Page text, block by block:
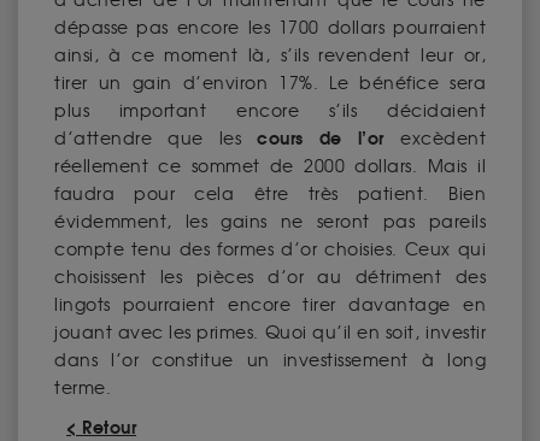
dépasse pas encore les 1700 dollars pourraient
ainsi, à ce moment là, s’ils revendent leur or,
tirer un gain d’environ 17%. Le bénéfice sera
plus important encore s’ils décidaient
d’attendre que lescours de l’orexcèdent
réellement ce sommet de 2000 dollars. Mais il
faudra pour cela être très patient. Bien
évidemment, les gains ne seront pas pareils
compte tenu des formes d’or choisies. Ceux qui
choisissent les pièces d’or au détriment des
lingots pourraient encore tirer davantage en
jouant avec les primes. Quoi qu’il en soit, investir
dans l’or constitue un investissement à long
terme.
< Retour